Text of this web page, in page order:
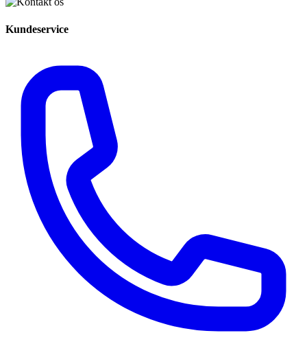
Kundeservice